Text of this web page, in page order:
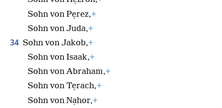
Sohn von Pẹrez,+
Sohn von Juda,+
34 Sohn von Jakob,+
Sohn von Isaak,+
Sohn von Abraham,+
Sohn von Tẹrach,+
Sohn von Nạhor,+